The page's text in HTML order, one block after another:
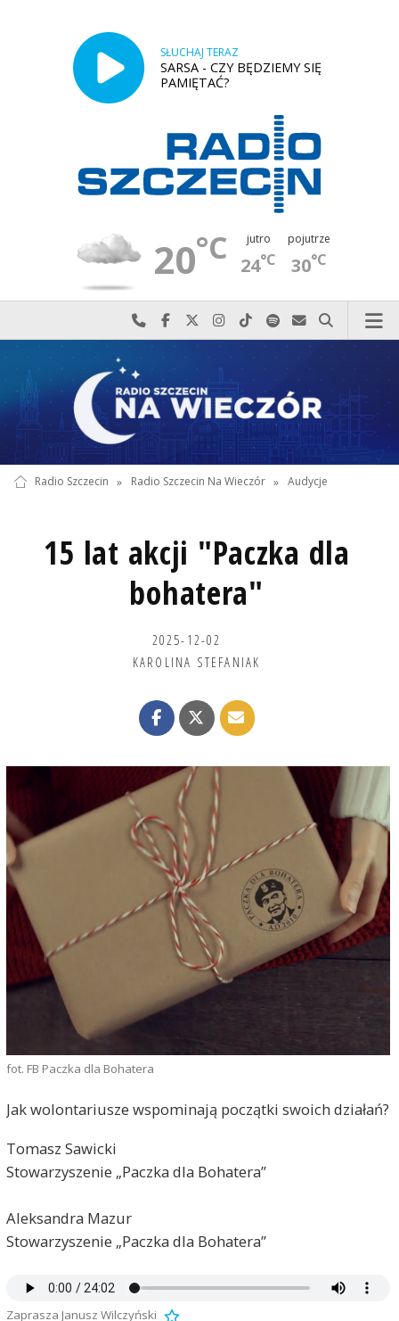
SŁUCHAJ TERAZ
SARSA - CZY BĘDZIEMY SIĘ
PAMIĘTAĆ?
20°C jutro
24°C
pojutrze
30°C
Najlepiej po prostu do nas zadzwoń
Odwiedź nas na Facebook-u
Odwiedź nas na X
Odwiedź nas na Instagram-ie
Odwiedź nas na TikTok-u
Szukaj nas na Spotify
Wyślij do nas
Szukaj
Radio Szczecin » Radio Szczecin Na Wieczór » Audycje
15 lat akcji "Paczka dla
bohatera"
2025-12-02
KAROLINA STEFANIAK
fot. FB Paczka dla Bohatera
Jak wolontariusze wspominają początki swoich działań?
Tomasz Sawicki
Stowarzyszenie „Paczka dla Bohatera”
Aleksandra Mazur
Stowarzyszenie „Paczka dla Bohatera”
Zaprasza Janusz Wilczyński